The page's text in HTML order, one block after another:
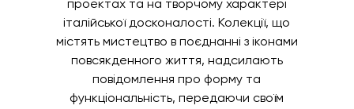
проектах та на творчому характері
італійської досконалості. Колекції, що
містять мистецтво в поєднанні з іконами
повсякденного життя, надсилають
повідомлення про форму та
функціональність, передаючи своїм